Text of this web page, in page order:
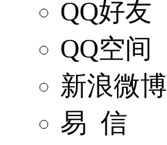
QQ好友
QQ空间
新浪微博
易 信